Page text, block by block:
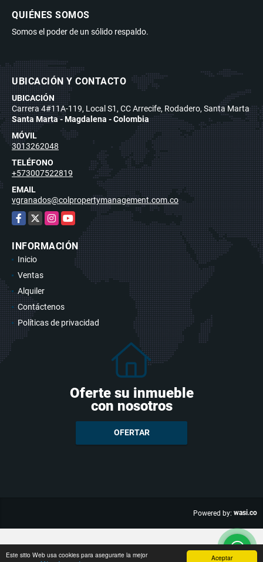
Aceptar
Este sitio Web usa cookies para asegurarte la mejor
QUIÉNES SOMOS
Somos el poder de un sólido respaldo.
UBICACIÓN Y CONTACTO
UBICACIÓN
Carrera 4#11A-119, Local S1, CC Arrecife, Rodadero, Santa Marta
Santa Marta - Magdalena - Colombia
MÓVIL
3013262048
TELÉFONO
+573007522819
EMAIL
vgranados@colpropertymanagement.com.co
Facebook
X Instagram
YouTube
INFORMACIÓN
Inicio
Ventas
Alquiler
Contáctenos
Políticas de privacidad
Oferte su inmueble
con nosotros
OFERTAR
Powered by: wasi.co